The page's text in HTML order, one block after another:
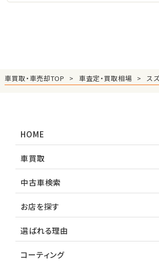
車買取・車売却TOP 車査定・買取相場 ス
HOME
車買取
中古車検索
お店を探す
選ばれる理由
コーティング